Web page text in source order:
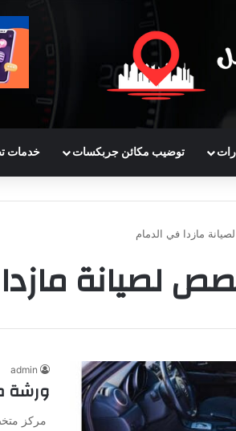
توضيب مكائن جربكسات خدمات
مازدا في الدمام
لصيانة
admin
ورشة
مركز